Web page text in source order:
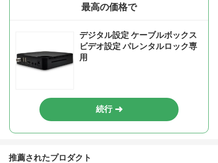
最高の価格で
デジタル設定 ケーブルボックス
ビデオ設定 パレンタルロック専
用
続行
推薦されたプロダクト